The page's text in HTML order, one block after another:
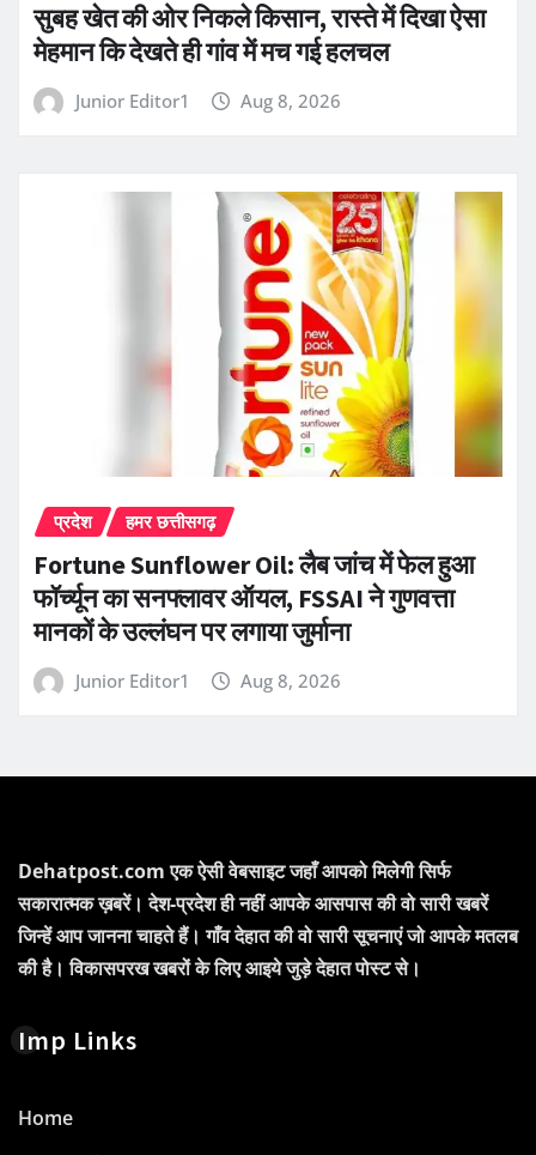
सुबह खेत की ओर निकले किसान, रास्ते में दिखा ऐसा
मेहमान कि देखते ही गांव में मच गई हलचल
Junior Editor1 Aug 8, 2026
प्रदेश हमर छत्तीसगढ़
Fortune Sunflower Oil: लैब जांच में फेल हुआ
फॉर्च्यून का सनफ्लावर ऑयल, FSSAI ने गुणवत्ता
मानकों के उल्लंघन पर लगाया जुर्माना
Junior Editor1 Aug 8, 2026
Dehatpost.com एक ऐसी वेबसाइट जहाँ आपको मिलेगी सिर्फ
सकारात्मक ख़बरें। देश-प्रदेश ही नहीं आपके आसपास की वो सारी खबरें
जिन्हें आप जानना चाहते हैं। गाँव देहात की वो सारी सूचनाएं जो आपके मतलब
की है। विकासपरख खबरों के लिए आइये जुड़े देहात पोस्ट से।
Imp Links
Home